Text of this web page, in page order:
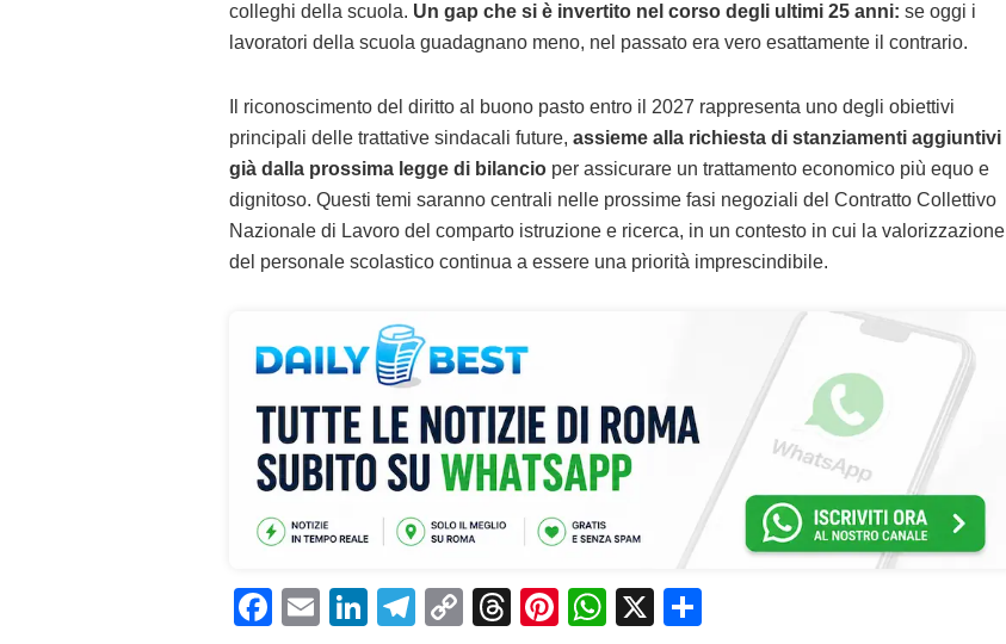
colleghi della scuola. Un gap che si è invertito nel corso degli ultimi 25 anni: se oggi i
lavoratori della scuola guadagnano meno, nel passato era vero esattamente il contrario.
Il riconoscimento del diritto al buono pasto entro il 2027 rappresenta uno degli obiettivi
principali delle trattative sindacali future, assieme alla richiesta di stanziamenti aggiuntivi
già dalla prossima legge di bilancio per assicurare un trattamento economico più equo e
dignitoso. Questi temi saranno centrali nelle prossime fasi negoziali del Contratto Collettivo
Nazionale di Lavoro del comparto istruzione e ricerca, in un contesto in cui la valorizzazione
del personale scolastico continua a essere una priorità imprescindibile.
F
E
Li T
C
T
Pi W X